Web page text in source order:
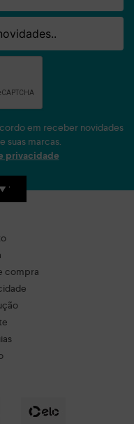
em receber novidades
suas marcas.
privacidade
compra